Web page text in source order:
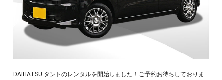
DAIHATSU タントのレンタルを開始しました！ご予約お待ちしておりま